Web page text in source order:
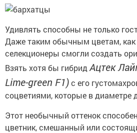
Удивлять способны не только
Даже таким обычным цветам, как
селекционеры смогли создать
Взять хотя бы гибрид Ацтек
Lime-green F1)с его
соцветиями, которые в диаметре
Этот необычный оттенок
цветник, смешанный или